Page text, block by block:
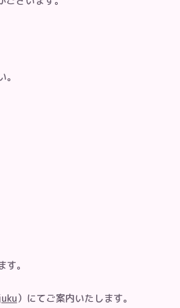
。
）にてご案内いたします。